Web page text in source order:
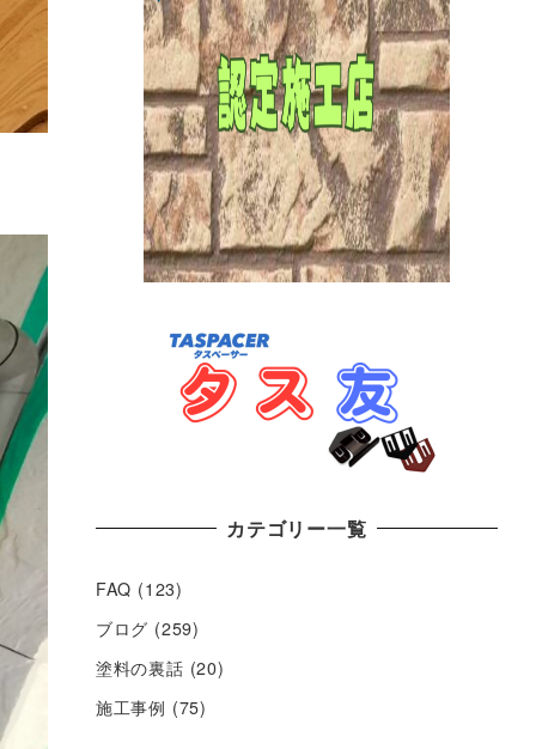
カテゴリー一覧
FAQ (123)
ブログ (259)
塗料の裏話 (20)
施工事例 (75)